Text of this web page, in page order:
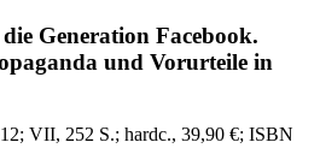
Generation Facebook.
und Vorurteile in
; VII, 252 S.; hardc., 39,90 €; ISBN